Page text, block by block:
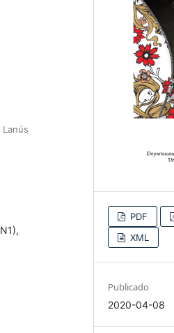
PDF
XML
Publicado
2020-04-08